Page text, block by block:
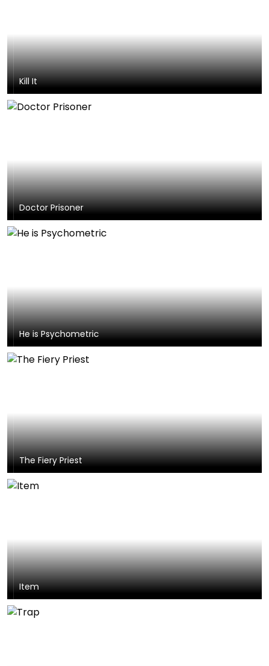
Kill It
Doctor Prisoner
He is Psychometric
The Fiery Priest
Item